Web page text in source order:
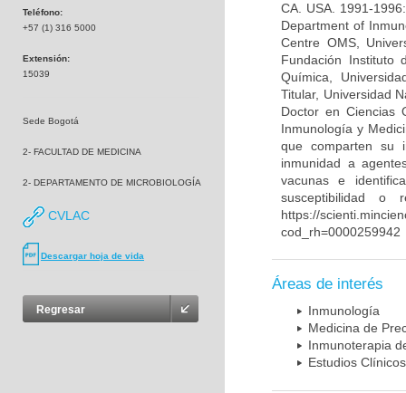
Teléfono:
+57 (1) 316 5000
Extensión:
15039
Sede Bogotá
2- FACULTAD DE MEDICINA
2- DEPARTAMENTO DE MICROBIOLOGÍA
CVLAC
Descargar hoja de vida
Regresar
CA. USA. 1991-
Department of
Centre OMS,
Fundación Instituto
Química,
Titular, Universidad
Doctor en Ciencias
Inmunología y
que comparten su
inmunidad a
vacunas e
susceptibilidad o
https://
cod_rh=0000259942
Áreas de interés
Inmunología
Medicina de
Inmunoterapia
Estudios Clínicos